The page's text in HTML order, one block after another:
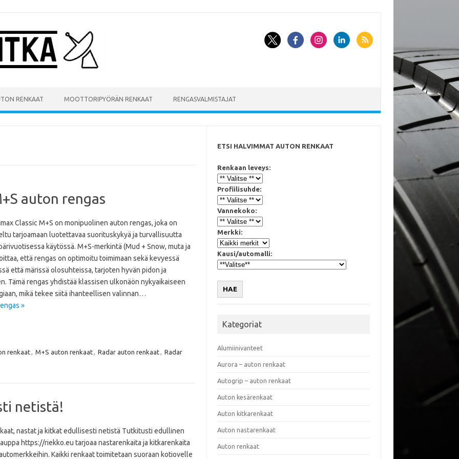
RENKAAT MOOTTORIPYÖRÄN RENKAAT RENGASVALMISTAJAT
auton rengas
Classic M+S on monipuolinen auton rengas, joka on
tarjoamaan luotettavaa suorituskykyä ja turvallisuutta
käytössä. M+S-merkintä (Mud + Snow, muta ja
että rengas on optimoitu toimimaan sekä kevyessä
että märissä olosuhteissa, tarjoten hyvän pidon ja
Tämä rengas yhdistää klassisen ulkonäön nykyaikaiseen
mikä tekee siitä ihanteellisen valinnan…
»
renkaat, M+S auton renkaat, Radar auton renkaat, Radar
netistä!
nastat ja kitkat edullisesti netistä Tutkitusti edullinen
https://riekko.eu tarjoaa nastarenkaita ja kitkarenkaita
Kaikki renkaat toimitetaan suoraan kotiovelle
ETSI HALVIMMAT AUTON RENKAAT
Renkaan leveys:
Profiilisuhde:
Vannekoko:
Merkki:
Kausi/automalli:
HAE
Kategoriat
Alumiinivanteet
Aurora – auton renkaat
Autogrip – auton renkaat
Auton kesärenkaat
Auton kitkarenkaat
Auton nastarenkaat
Auton renkaat